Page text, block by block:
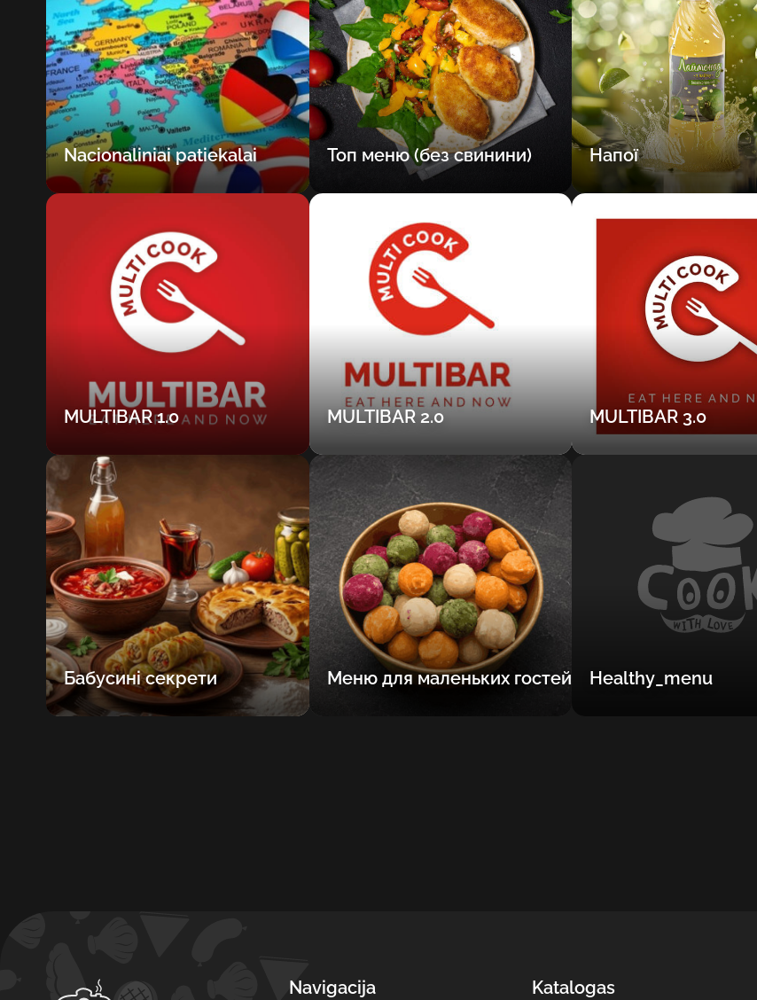
Nacionaliniai patiekalai Топ меню (без свинини) Напої
MULTIBAR 1.0 MULTIBAR 2.0 MULTIBAR 3.0
Бабусині секрети Меню для маленьких гостей Healthy_menu
Navigacija Katalogas
Patvirtinti